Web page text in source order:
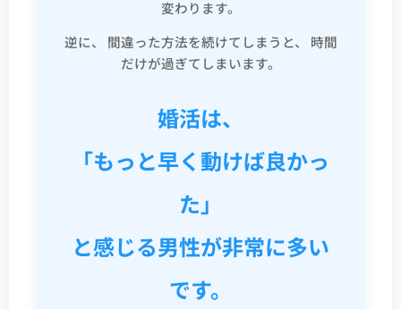
変わります。
逆に、 間違った方法を続けてしまうと、 時間
だけが過ぎてしまいます。
婚活は、
「もっと早く動けば良かっ
た」
と感じる男性が非常に多い
です。